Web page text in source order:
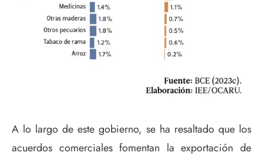
A lo largo de este gobierno, se ha resaltado que los
acuerdos comerciales fomentan la exportación de